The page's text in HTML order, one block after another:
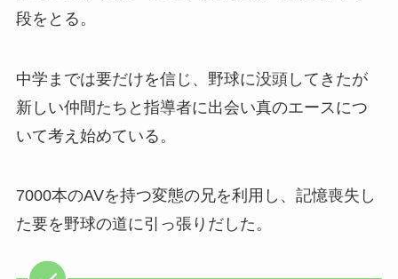
段をとる。
中学までは要だけを信じ、野球に没頭してきたが
新しい仲間たちと指導者に出会い真のエースにつ
いて考え始めている。
7000本のAVを持つ変態の兄を利用し、記憶喪失し
た要を野球の道に引っ張りだした。